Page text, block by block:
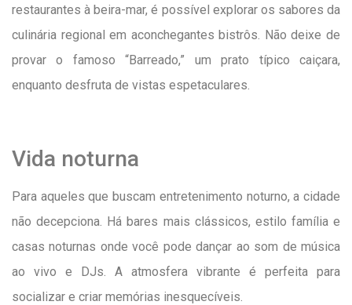
restaurantes à beira-mar, é possível explorar os sabores da
culinária regional em aconchegantes bistrôs. Não deixe de
provar o famoso “Barreado,” um prato típico caiçara,
enquanto desfruta de vistas espetaculares.
Vida noturna
Para aqueles que buscam entretenimento noturno, a cidade
não decepciona. Há bares mais clássicos, estilo família e
casas noturnas onde você pode dançar ao som de música
ao vivo e DJs. A atmosfera vibrante é perfeita para
socializar e criar memórias inesquecíveis.